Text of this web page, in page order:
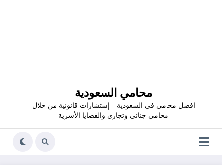
محامي السعودية
افضل محامي فى السعودية – إستشارات قانونية من خلال
محامي جنائي وتجاري والقضايا الأسرية